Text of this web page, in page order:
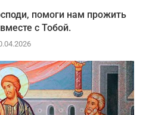
помоги нам прожить
с Тобой.